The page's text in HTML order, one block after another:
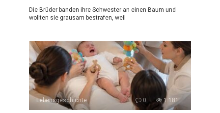
Die Brüder banden ihre Schwester an einen Baum und
wollten sie grausam bestrafen, weil
Lebensgeschichte 0 1.181